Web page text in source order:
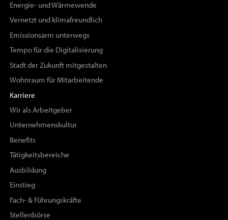
Energie- und Wärmewende
Vernetzt und klimafreundlich
Emissionsarm unterwegs
Tempo für die Digitalisierung
Stadt der Zukunft mitgestalten
Wohnraum für Mitarbeitende
Karriere
Wir als Arbeitgeber
Unternehmenskultur
Benefits
Tätigkeitsbereiche
Ausbildung
Einstieg
Fach- & Führungskräfte
Stellenbörse